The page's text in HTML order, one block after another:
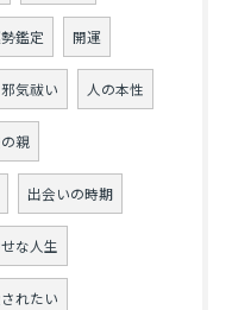
鑑定 開運
邪気祓い 人の本性
親
出会いの時期
な人生
れたい